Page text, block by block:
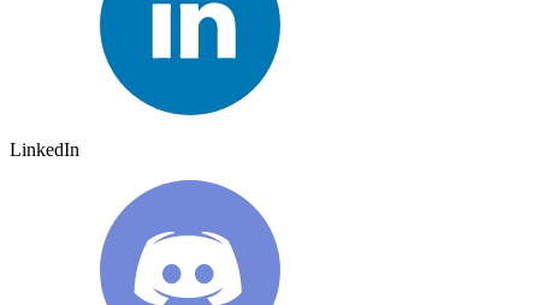
LinkedIn